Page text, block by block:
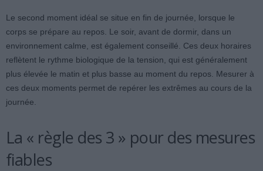
Le second moment idéal se situe en fin de journée, lorsque le
corps se prépare au repos. Le soir, avant de dormir, dans un
environnement calme, est également conseillé. Ces deux horaires
reflètent le rythme biologique de la tension, qui est généralement
plus élevée le matin et plus basse au moment du repos. Mesurer à
ces deux moments permet de repérer les extrêmes au cours de la
journée.
La « règle des 3 » pour des mesures
fiables